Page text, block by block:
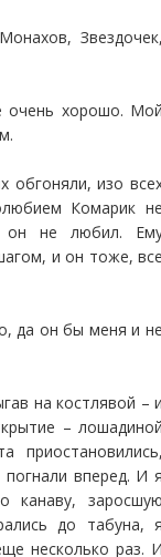
очень хорошо.
обгоняли, изо
Комарик
он не любил.
и он тоже,
да он бы меня и
на костлявой –
–
вперед. И
канаву,
до табуна,
несколько раз.